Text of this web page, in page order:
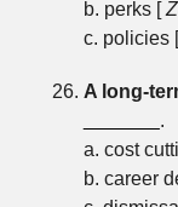
b. perks [
c. policies
A long-
.
a. cost
b. career